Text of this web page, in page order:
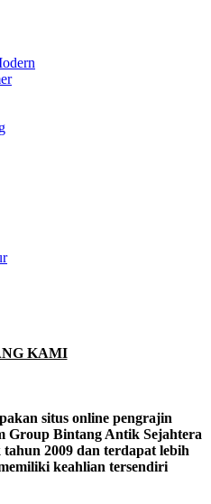
KAMI
situs online pengrajin
Group Bintang Antik Sejahtera
2009 dan terdapat lebih
keahlian tersendiri